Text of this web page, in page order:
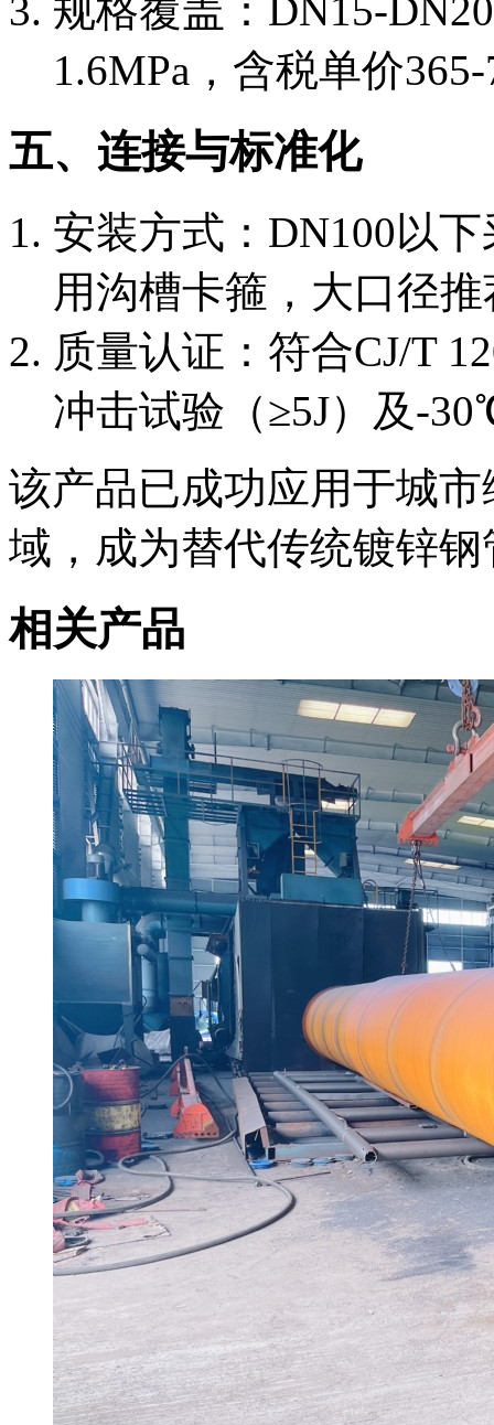
规格覆盖：DN15-
1.6MPa，含税单价
五、连接与标准化
安装方式：DN100以
用沟槽卡箍，大口径
质量认证：符合CJ/T
冲击试验（≥5J）及-
该产品已成功应用于城
域，成为替代传统镀锌
相关产品